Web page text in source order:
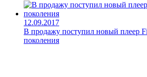
12.09.2017
В продажу поступил новый плеер
поколения